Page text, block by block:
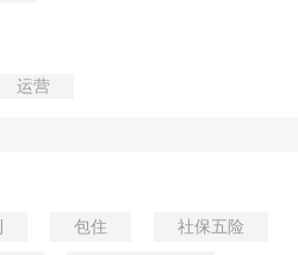
运营
包住 社保五险